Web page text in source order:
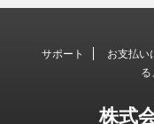
サポート お支払い
株式